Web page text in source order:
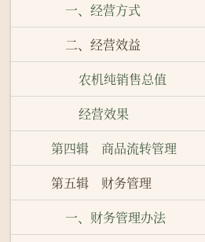
一、经营方式
二、经营效益
农机纯销售总值
经营效果
第四辑 商品流转管理
第五辑 财务管理
一、财务管理办法